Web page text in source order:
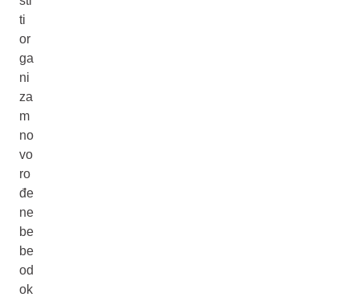
ti
or
ga
ni
za
m
no
vo
ro
đe
ne
be
be
od
ok